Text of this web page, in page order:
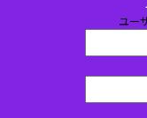
ユー